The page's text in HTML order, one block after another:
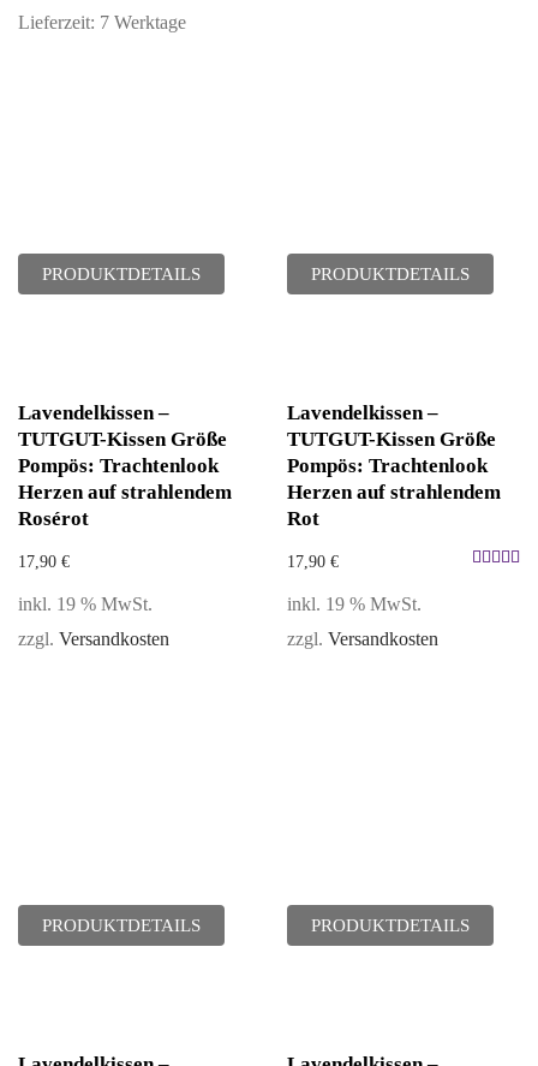
Lieferzeit: 7 Werktage
PRODUKTDETAILS PRODUKTDETAILS
Lavendelkissen –
TUTGUT-Kissen Größe
Pompös: Trachtenlook
Herzen auf strahlendem
Rosérot
17,90 €
inkl. 19 % MwSt.
zzgl. Versandkosten
PRODUKTDETAILS
Lavendelkissen –
TUTGUT-Kissen Größe
Pompös: Trachtenlook
Herzen auf strahlendem
Rot
17,90 €
inkl. 19 % MwSt.
zzgl. Versandkosten
PRODUKTDETAILS